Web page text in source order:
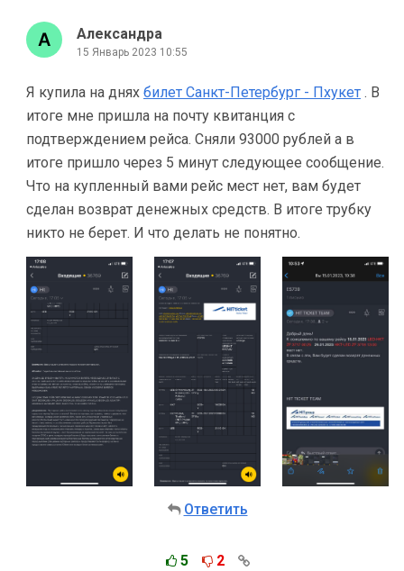
Александра
15 Январь 2023 10:55
Я купила на днях билет Санкт-Петербург - Пхукет . В
итоге мне пришла на почту квитанция с
подтверждением рейса. Сняли 93000 рублей а в
итоге пришло через 5 минут следующее сообщение.
Что на купленный вами рейс мест нет, вам будет
сделан возврат денежных средств. В итоге трубку
никто не берет. И что делать не понятно.
Ответить
5 2